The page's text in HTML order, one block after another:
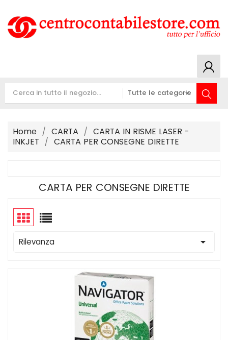
Home CARTA
CARTA IN RISME LASER -
INKJET
CARTA PER CONSEGNE DIRETTE
CARTA PER CONSEGNE DIRETTE
Rilevanza 